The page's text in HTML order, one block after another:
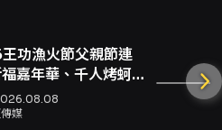
聖地牙哥州立大學駐校藝
Salo“ex-Ferir”及1650
。
功漁火節父親節連
嘉年華、千人烤蚵率
媒